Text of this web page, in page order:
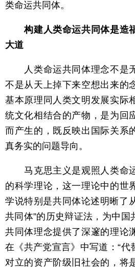
类命运共同体。
构建人类命运共同体是造
大道
人类命运共同体理念不是无
不是从天上掉下来空想出来的
基本原理同人类文明发展实际
统文化相结合的产物，是为回
而产生的，既反映出国际关系
真务实的问题导向。
马克思主义是观照人类命
的科学理论，这一理论中的世
学说特别是共同体论述明晰了
共同体”的历史辩证法，为中国
共同体理念提供了深邃的理论
在《共产党宣言》中写道：“代
对立的资产阶级旧社会的，将